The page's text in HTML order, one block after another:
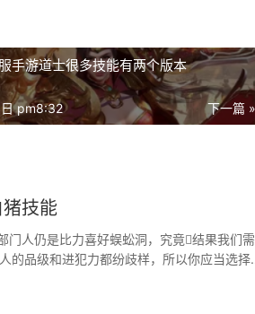
手游道士很多技能有两个版本
下一篇 »
pm8:32
技能
人仍是比力喜好蜈蚣洞，究竟结果我们
的品级和进犯力都纷歧样，所以你应当选择